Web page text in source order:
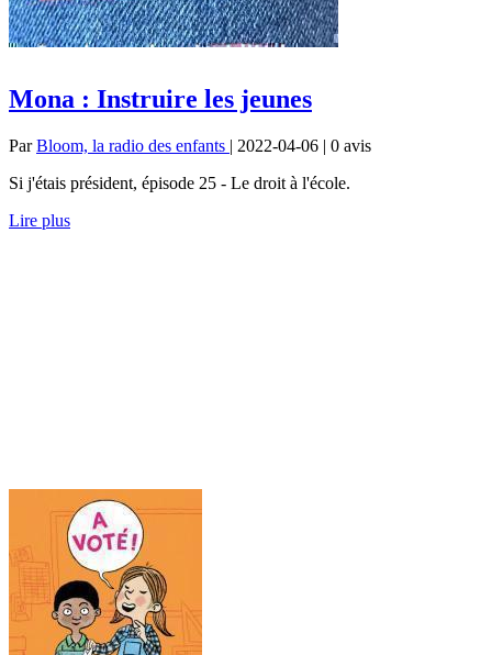
Mona : Instruire les jeunes
ParBloom, la radio des enfants | 2022-04-06 | 0 avis
Si j'étais président, épisode 25 - Le droit à l'école.
Lire plus